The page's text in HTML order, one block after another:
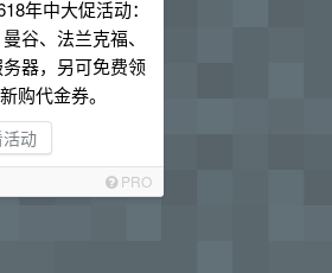
年中大促活动：
谷、法兰克福、
器，另可免费领
购代金券。
动
PRO